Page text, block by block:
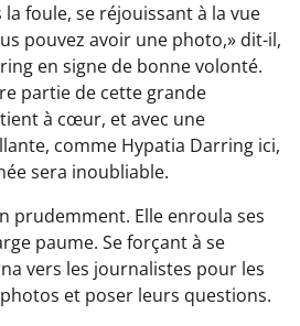
la foule, se réjouissant à la vue
pouvez avoir une photo,» dit-il,
en signe de bonne volonté.
partie de cette grande
à cœur, et avec une
comme Hypatia Darring ici,
sera inoubliable.
prudemment. Elle enroula ses
paume. Se forçant à se
vers les journalistes pour les
et poser leurs questions.